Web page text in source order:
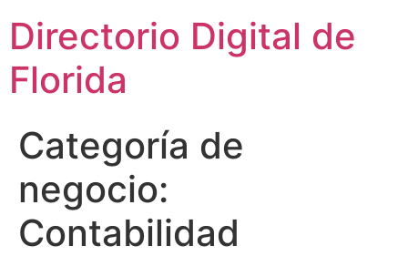
Directorio Digital de
Florida
Categoría de
negocio:
Contabilidad